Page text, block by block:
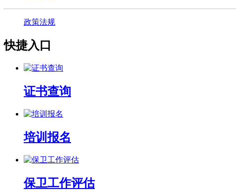
政策法规
快捷入口
证书查询
培训报名
保卫工作评估